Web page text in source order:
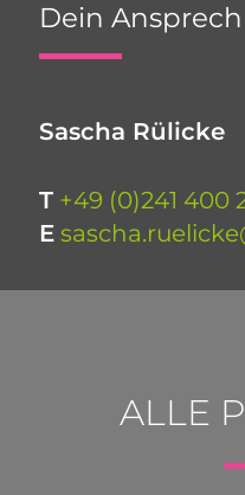
Dein
Sascha Rülicke
T +49 (0)241 400
E
ALLE